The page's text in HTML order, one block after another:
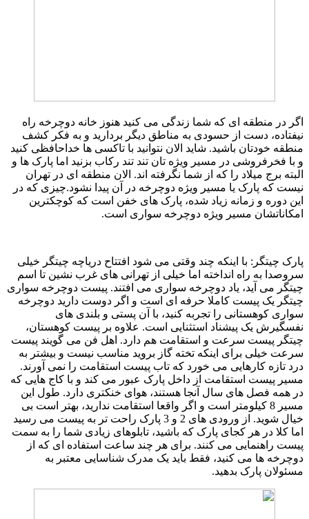
اگر در منطقه ای که شما زندگی می کنید هنوز خانه دوچرخه راه
نیفتاده، دست از حسودی به مناطق دیگر بردارید و به فکر کشف
منطقه خودتان باشید. شاید الان نتوانید با تاکسی ها خداحافظی کنید
و با فخرفروشی در مسیر ویژه تان تند تند رکاب بزنید اما پارک ها و
البته برج میلاد را که از شما نگرفته اند. الان منطقه ای در تهران
نیست که پارک یا مسیر ویژه دوچرخه در آن پیدا نشود.چیزی که در
این دوره و زمانه زیاد شده، پارک های خفن است که کوچکترین
امکاناتشان مسیر ویژه دوچرخه سواری است.
پارک چیتگر: با اینکه چند وقتی می شود افتتاح دریاچه چیتگر خیلی
سروصدا به راه انداخته اما خیلی از تهرانی های غرب نشین تا اسم
چیتگر می آید، یاد دوچرخه سواری می افتند. پیست دوچرخه سواری
چیتگر یک پیست کاملا حرفه ای است و اگر دوست دارید دوچرخه
سواری کوهستانی را تجربه کنید، با آن پستی و بلندی های
نفسگیرش یک پیشناد استثنایی است. علاوه بر پیست کوهستان،
چیتگر پیست سرعت و استقامت هم دارد. اهل فن می گویند پیست
سرعت خیلی برای اینکه تخته گاز بروید مناسب نیست و بیشتر به
درد تازه کارهایی می خورد که تاب پیست استقامت را نمی آورند.
مسیر پیست استقامت از داخل پارک عبور می کند و با کاج هایی که
در همه فصل های سال آنجا هستند، هوای خنکتری دارد. طول این
مسیر 8 کیلومتر است و اگر واقعا استقامت ندارید، بهتر است بی
خیال شوید. از ورودی های 2 و 3 پارک راحت تر به پیست می رسید
اما کلا در هر کجای پارک که باشید، تابلوهای زیادی شما را به سمت
پیست راهنمایی می کنند. برای هر چند ساعت استفاده ای که از
دوچرخه ها می کنید، فقط باید یک مدرک شناسایی معتبر به
مسئولان پارک بدهید.